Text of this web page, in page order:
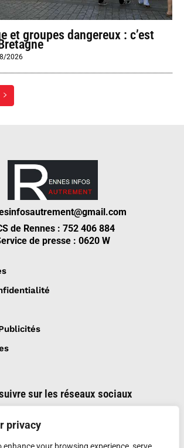
privacy
et groupes dangereux : c’est
2026
de Rennes : 752 406 884
de presse : 0620 W
sur les réseaux sociaux